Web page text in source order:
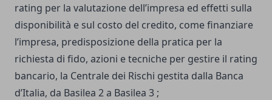
rating per la valutazione dell’impresa ed effetti sulla
disponibilità e sul costo del credito, come finanziare
l’impresa, predisposizione della pratica per la
richiesta di fido, azioni e tecniche per gestire il rating
bancario, la Centrale dei Rischi gestita dalla Banca
d’Italia, da Basilea 2 a Basilea 3 ;